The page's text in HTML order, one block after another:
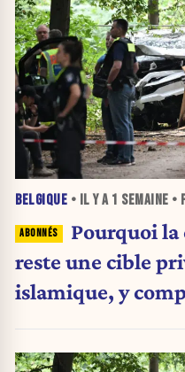
BELGIQUE • IL Y A 1 SEMAINE •
Pourquoi
reste une cible
islamique, y